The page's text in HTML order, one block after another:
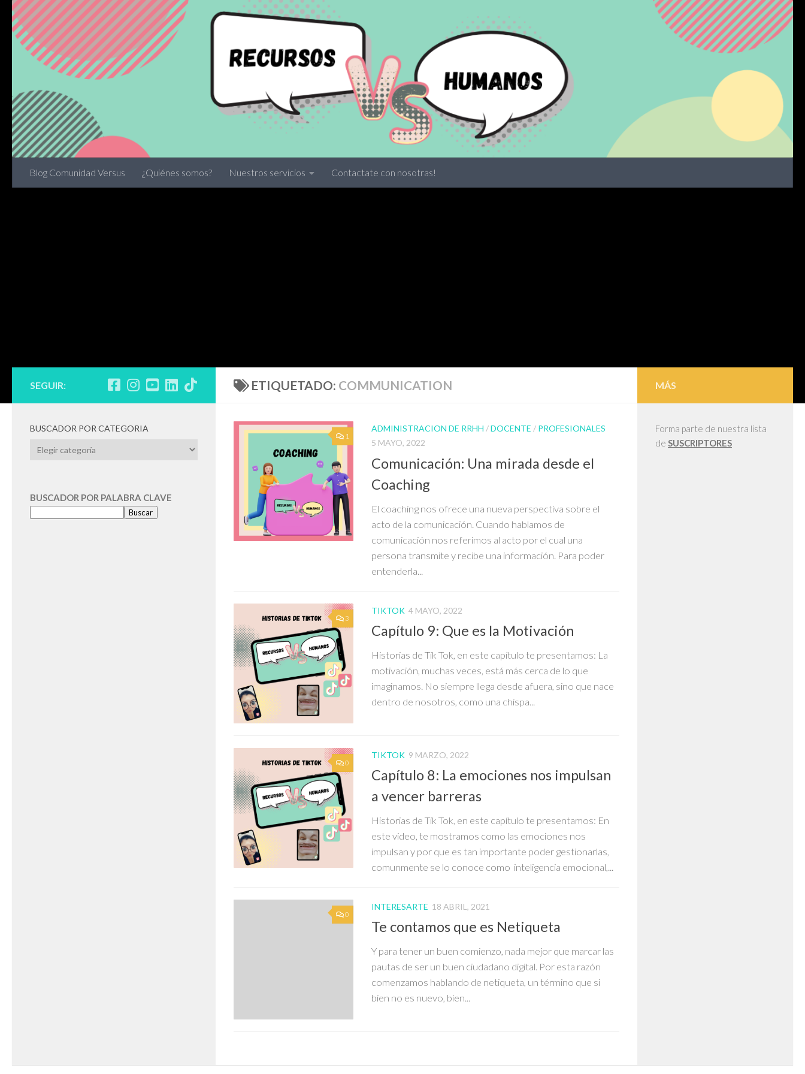
Skip to content
Blog Comunidad Versus ¿Quiénes somos? Nuestros servicios Contactate con nosotras!
ETIQUETADO: COMMUNICATION
1
ADMINISTRACION DE RRHH /DOCENTE / PROFESIONALES
5 MAYO, 2022
Comunicación: Una mirada desde el
Coaching
El coaching nos ofrece una nueva perspectiva sobre el
acto de la comunicación. Cuando hablamos de
comunicación nos referimos al acto por el cual una
persona transmite y recibe una información. Para poder
entenderla...
3
TIKTOK 4 MAYO, 2022
Capítulo 9: Que es la Motivación
Historias de Tik Tok, en este capítulo te presentamos: La
motivación, muchas veces, está más cerca de lo que
imaginamos. No siempre llega desde afuera, sino que nace
dentro de nosotros, como una chispa...
0
TIKTOK 9 MARZO, 2022
Capítulo 8: La emociones nos impulsan
a vencer barreras
Historias de Tik Tok, en este capítulo te presentamos: En
este video, te mostramos como las emociones nos
impulsan y por que es tan importante poder gestionarlas,
comunmente se lo conoce como inteligencia emocional,...
0
INTERESARTE 18 ABRIL, 2021
Te contamos que es Netiqueta
Y para tener un buen comienzo, nada mejor que marcar las
pautas de ser un buen ciudadano digital. Por esta razón
comenzamos hablando de netiqueta, un término que si
bien no es nuevo, bien...
SEGUIR:
BUSCADOR POR CATEGORIA
BUSCADOR
BUSCADOR POR PALABRA CLAVE
Buscar
MÁS
Forma parte de nuestra lista
de SUSCRIPTORES